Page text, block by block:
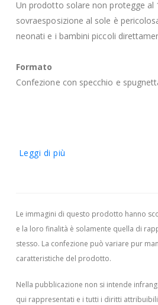
Un prodotto solare non protegge al
sovraesposizione al sole è
neonati e i bambini piccoli
Formato
Confezione con specchio e
Leggi di più
Le immagini di questo prodotto hanno
e la loro finalità è solamente quella di
stesso. La confezione può variare pur
caratteristiche del prodotto.
Nella pubblicazione non si intende
qui rappresentati e i tutti i diritti